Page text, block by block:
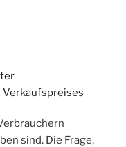
sind. Die Frage,